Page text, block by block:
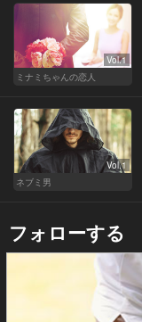
Vol.1
ミナミちゃんの恋人
Vol.1
ネブミ男
フォローする